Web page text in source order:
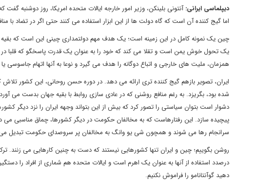
دیپلماسی ایرانی:آنتونی بلینکن، وزیر امور خارجه ایالات متحده امریکا، روز دوشنبه
اما گیج کننده آن است که گاه دولت ها از این ابزار استفاده می کنند حتی اگر در تضاد با
چین یک نمونه کامل در این زمینه است؛ یک هدف مهم دولتمداری چینی این است که بقیه
یک تحول خوش یمن است و تقلا می کند که خود را به عنوان یک قدرت پاسخگو که قلبا در
همزمان، ملیت های خارجی و اتباع دوگانه را هدف می گیرد و نوعا به آنها اتهام جاسوسی
ایران، تصویر بازهم گیج کننده تری ارائه می دهد. در دوره حسن روحانی، این کشور
شده بود، بگریزد. به رغم منافع روشنی که در عادی سازی روابط با بقیه جهان بدست می
دشوار است بتوان سیاستی را تصور کرد که بیش از این بتواند وجهه ایران را نزد دیگر
پیچیده سازد. این رفتارهاست که به مخالفان حکومت در دیگر کشورها، چماق مناسبی می
سرانجام رها می شوند و همچون شی یو وانگ به مخالفان پر سروصدای حکومت تبدیل
روشن بگوییم؛ چین و ایران تنها کشورهایی نیستند که دست به چنین کارهایی می زنند.
درصدد استفاده از آنها به عنوان یک اهرم است و ایالات متحده هم شماری از افراد را
دهید گوآنتانامو را فراموش نکنیم.